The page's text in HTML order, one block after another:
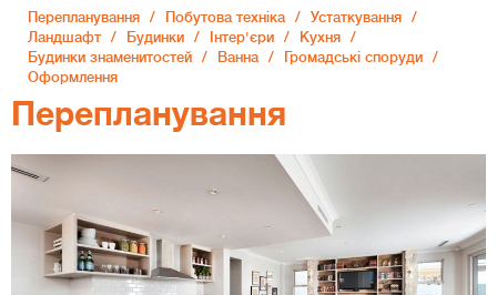
Перепланування Побутова техніка
Устаткування
Ландшафт
Будинки Інтер'єри
Кухня
Будинки знаменитостей
Ванна
Громадські споруди
Оформлення
Перепланування